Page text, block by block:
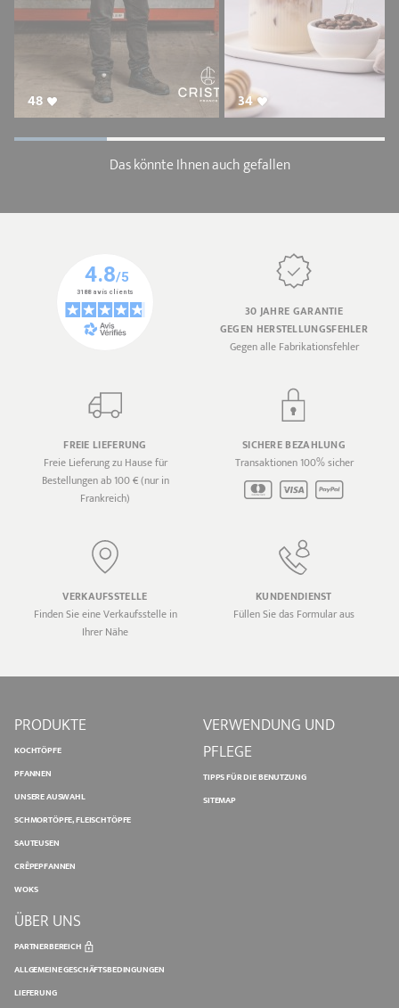
48 34
Das könnte Ihnen auch gefallen
30 JAHRE GARANTIE
GEGEN HERSTELLUNGSFEHLER
Gegen alle Fabrikationsfehler
FREIE LIEFERUNG
Freie Lieferung zu Hause für
Bestellungen ab 100 € (nur in
Frankreich)
SICHERE BEZAHLUNG
Transaktionen 100% sicher
VERKAUFSSTELLE
Finden Sie eine Verkaufsstelle in
Ihrer Nähe
KUNDENDIENST
Füllen Sie das Formular aus
PRODUKTE
KOCHTÖPFE
PFANNEN
UNSERE AUSWAHL
SCHMORTÖPFE, FLEISCHTÖPFE
SAUTEUSEN
CRÊPEPFANNEN
WOKS
VERWENDUNG UND
PFLEGE
TIPPS FÜR DIE BENUTZUNG
SITEMAP
ÜBER UNS
PARTNERBEREICH
ALLGEMEINE GESCHÄFTSBEDINGUNGEN
LIEFERUNG